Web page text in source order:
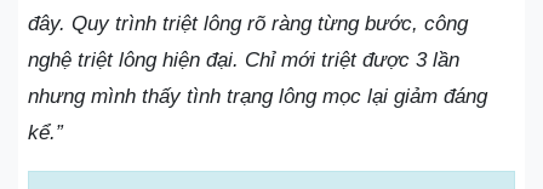
đây. Quy trình triệt lông rõ ràng từng bước, công
nghệ triệt lông hiện đại. Chỉ mới triệt được 3 lần
nhưng mình thấy tình trạng lông mọc lại giảm đáng
kể.”